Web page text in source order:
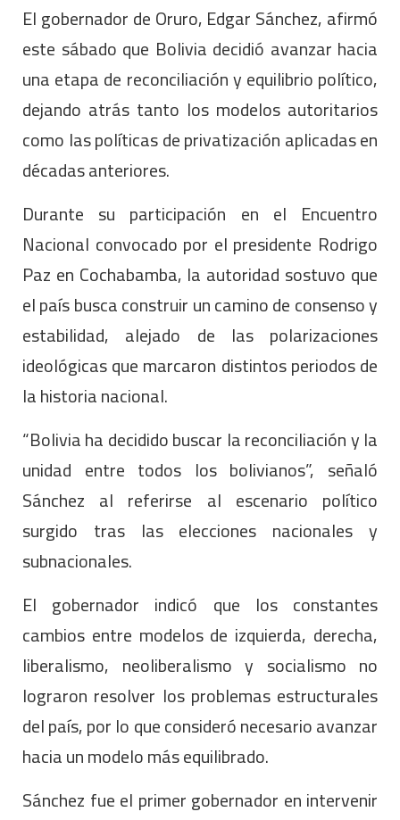
El gobernador de Oruro, Edgar Sánchez, afirmó
este sábado que Bolivia decidió avanzar hacia
una etapa de reconciliación y equilibrio político,
dejando atrás tanto los modelos autoritarios
como las políticas de privatización aplicadas en
décadas anteriores.
Durante su participación en el Encuentro
Nacional convocado por el presidente Rodrigo
Paz en Cochabamba, la autoridad sostuvo que
el país busca construir un camino de consenso y
estabilidad, alejado de las polarizaciones
ideológicas que marcaron distintos periodos de
la historia nacional.
“Bolivia ha decidido buscar la reconciliación y la
unidad entre todos los bolivianos”, señaló
Sánchez al referirse al escenario político
surgido tras las elecciones nacionales y
subnacionales.
El gobernador indicó que los constantes
cambios entre modelos de izquierda, derecha,
liberalismo, neoliberalismo y socialismo no
lograron resolver los problemas estructurales
del país, por lo que consideró necesario avanzar
hacia un modelo más equilibrado.
Sánchez fue el primer gobernador en intervenir